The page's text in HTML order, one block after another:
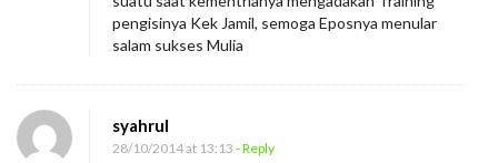
pengisinya Kek Jamil, semoga Eposnya menular
salam sukses Mulia
syahrul
28/10/2014 at 13:13 - Reply